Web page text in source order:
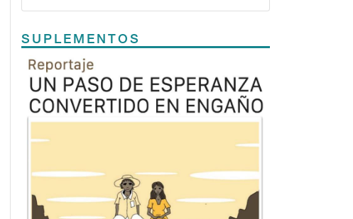
SUPLEMENTOS
Previous
TODOS LOS SUPLEMENTOS